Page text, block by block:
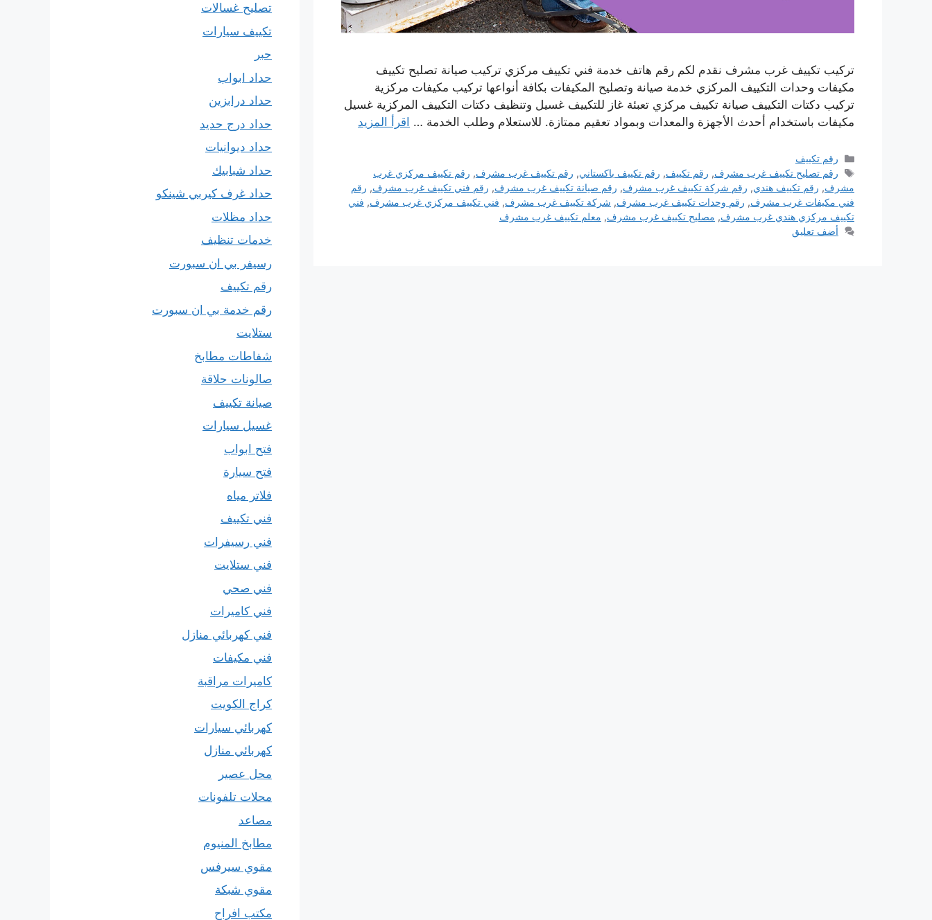
تركيب تكييف غرب مشرف نقدم لكم رقم هاتف خدمة فني تكييف مركزي تركيب صيانة تصليح تكييف
مكيفات وحدات التكييف المركزي خدمة صيانة وتصليح المكيفات بكافة أنواعها تركيب مكيفات مركزية
تركيب دكتات التكييف صيانة تكييف مركزي تعبئة غاز للتكييف غسيل وتنظيف دكتات التكييف المركزية غسيل
مكيفات باستخدام أحدث الأجهزة والمعدات وبمواد تعقيم ممتازة. للاستعلام وطلب الخدمة … اقرأ المزيد
التصنيفات
رقم تكييف
الوسوم
رقم تصليح تكييف غرب مشرف, رقم تكييف, رقم تكييف باكستاني, رقم تكييف غرب مشرف, رقم تكييف مركزي غرب
مشرف, رقم تكييف هندي, رقم شركة تكييف غرب مشرف, رقم صيانة تكييف غرب مشرف, رقم فني تكييف غرب مشرف, رقم
فني مكيفات غرب مشرف, رقم وحدات تكييف غرب مشرف, شركة تكييف غرب مشرف, فني تكييف مركزي غرب مشرف, فني
تكييف مركزي هندي غرب مشرف, مصليح تكييف غرب مشرف, معلم تكييف غرب مشرف
أضف تعليق
تصليح غسالات
تكييف سيارات
حبر
حداد ابواب
حداد درابزين
حداد درج حديد
حداد ديوانيات
حداد شبابيك
حداد غرف كيربي شينكو
حداد مظلات
خدمات تنظيف
رسيفر بي ان سبورت
رقم تكييف
رقم خدمة بي ان سبورت
ستلايت
شفاطات مطابخ
صالونات حلاقة
صيانة تكييف
غسيل سيارات
فتح ابواب
فتح سيارة
فلاتر مياه
فني تكييف
فني رسيفرات
فني ستلايت
فني صحي
فني كاميرات
فني كهربائي منازل
فني مكيفات
كاميرات مراقبة
كراج الكويت
كهربائي سيارات
كهربائي منازل
محل عصير
محلات تلفونات
مصاعد
مطابخ المنيوم
مقوي سيرفس
مقوي شبكة
مكتب افراح